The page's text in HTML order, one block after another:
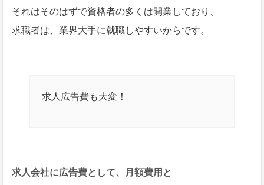
それはそのはずで資格者の多くは開業しており、
求職者は、業界大手に就職しやすいからです。
求人広告費も大変！
求人会社に広告費として、月額費用と